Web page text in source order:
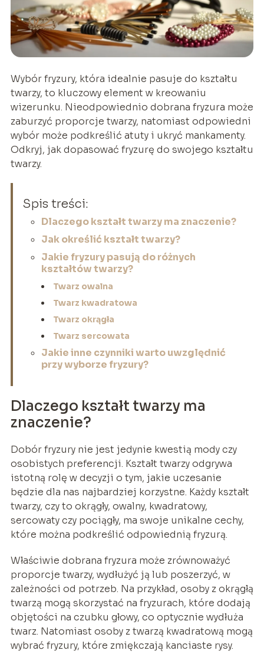
Wybór fryzury, która idealnie pasuje do kształtu
twarzy, to kluczowy element w kreowaniu
wizerunku. Nieodpowiednio dobrana fryzura może
zaburzyć proporcje twarzy, natomiast odpowiedni
wybór może podkreślić atuty i ukryć mankamenty.
Odkryj, jak dopasować fryzurę do swojego kształtu
twarzy.
Spis treści:
Dlaczego kształt twarzy ma znaczenie?
Jak określić kształt twarzy?
Jakie fryzury pasują do różnych
kształtów twarzy?
Twarz owalna
Twarz kwadratowa
Twarz okrągła
Twarz sercowata
Jakie inne czynniki warto uwzględnić
przy wyborze fryzury?
Dlaczego kształt twarzy ma
znaczenie?
Dobór fryzury nie jest jedynie kwestią mody czy
osobistych preferencji. Kształt twarzy odgrywa
istotną rolę w decyzji o tym, jakie uczesanie
będzie dla nas najbardziej korzystne. Każdy kształt
twarzy, czy to okrągły, owalny, kwadratowy,
sercowaty czy pociągły, ma swoje unikalne cechy,
które można podkreślić odpowiednią fryzurą.
Właściwie dobrana fryzura może zrównoważyć
proporcje twarzy, wydłużyć ją lub poszerzyć, w
zależności od potrzeb. Na przykład, osoby z okrągłą
twarzą mogą skorzystać na fryzurach, które dodają
objętości na czubku głowy, co optycznie wydłuża
twarz. Natomiast osoby z twarzą kwadratową mogą
wybrać fryzury, które zmiękczają kanciaste rysy.